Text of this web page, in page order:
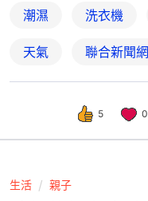
潮濕 洗衣機
天氣 聯合新聞網
5 0
生活 親子